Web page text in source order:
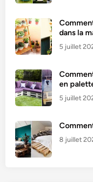
dans la
5 juillet
en
5 juillet
8 juillet